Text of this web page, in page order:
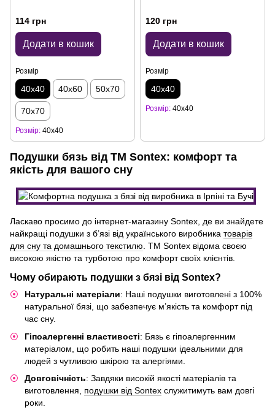
114 грн
Додати в кошик
Розмір
40х40 40х60 50х70
70х70
Розмір 40х40
120 грн
Додати в кошик
Розмір
40х40
Розмір 40х40
Подушки бязь від ТМ Sontex: комфорт та
якість для вашого сну
Ласкаво просимо до інтернет-магазину Sontex, де ви знайдете
найкращі подушки з б’язі від українського виробника товарів
для сну та домашнього текстилю. ТМ Sontex відома своєю
високою якістю та турботою про комфорт своїх клієнтів.
Чому обирають подушки з бязі від Sontex?
Натуральні матеріали: Наші подушки виготовлені з 100%
натуральної бязі, що забезпечує м’якість та комфорт під
час сну.
Гіпоалергенні властивості: Бязь є гіпоалергенним
матеріалом, що робить наші подушки ідеальними для
людей з чутливою шкірою та алергіями.
Довговічність: Завдяки високій якості матеріалів та
виготовлення, подушки від Sontex служитимуть вам довгі
роки.